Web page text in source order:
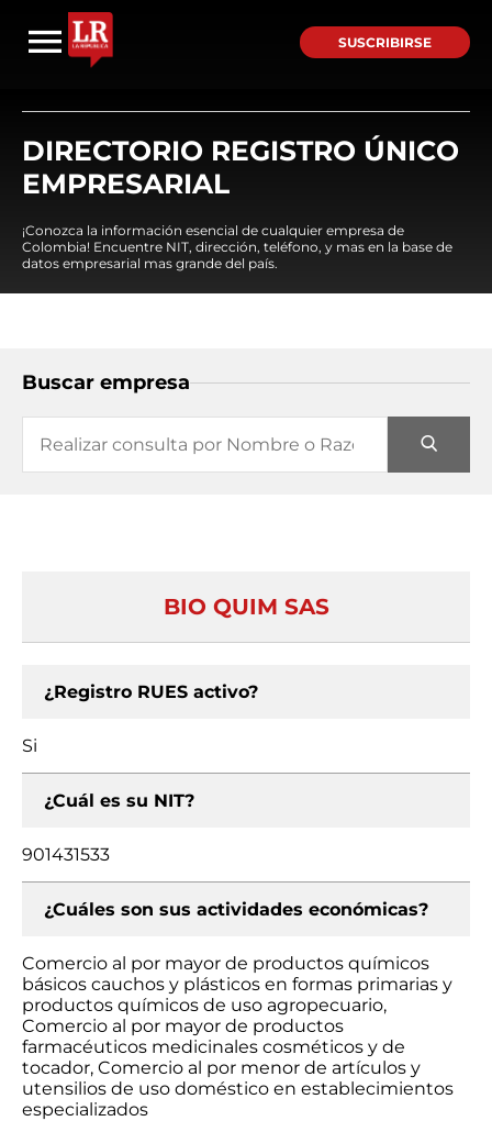
SUSCRIBIRSE
DIRECTORIO REGISTRO ÚNICO
EMPRESARIAL
¡Conozca la información esencial de cualquier empresa de
Colombia! Encuentre NIT, dirección, teléfono, y mas en la base de
datos empresarial mas grande del país.
Buscar empresa
BIO QUIM SAS
¿Registro RUES activo?
Si
¿Cuál es su NIT?
901431533
¿Cuáles son sus actividades económicas?
Comercio al por mayor de productos químicos
básicos cauchos y plásticos en formas primarias y
productos químicos de uso agropecuario,
Comercio al por mayor de productos
farmacéuticos medicinales cosméticos y de
tocador, Comercio al por menor de artículos y
utensilios de uso doméstico en establecimientos
especializados